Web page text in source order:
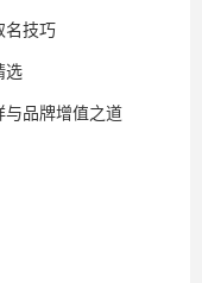
名技巧
选
与品牌增值之道